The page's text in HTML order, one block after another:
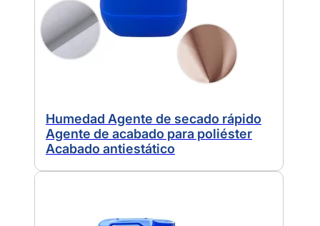
Humedad Agente de secado rápido
Agente de acabado para poliéster
Acabado antiestático